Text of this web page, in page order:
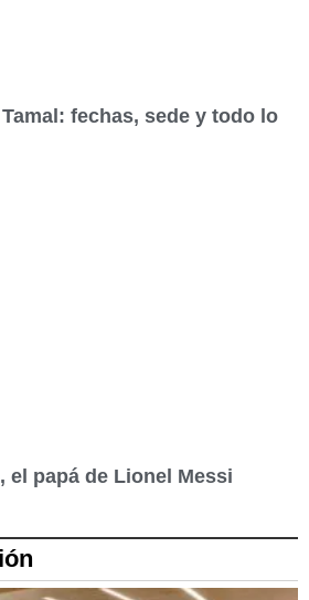
fechas, sede y todo lo
el papá de Lionel Messi